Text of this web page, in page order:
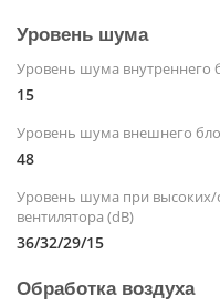
Уровень шума
Уровень шума внутреннего
15
Уровень шума внешнего
48
Уровень шума при высоких/
вентилятора (dB)
36/32/29/15
Обработка воздуха